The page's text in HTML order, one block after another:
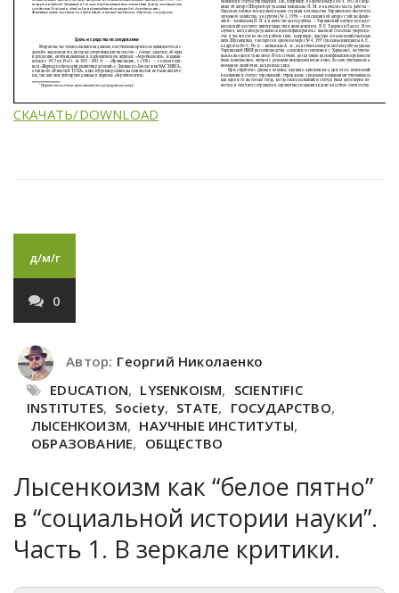
СКАЧАТЬ/DOWNLOAD
д/м/г
0
Автор: Георгий Николаенко
EDUCATION, LYSENKOISM, SCIENTIFIC
INSTITUTES, Society, STATE, ГОСУДАРСТВО,
ЛЫСЕНКОИЗМ, НАУЧНЫЕ ИНСТИТУТЫ,
ОБРАЗОВАНИЕ, ОБЩЕСТВО
Лысенкоизм как “белое пятно”
в “социальной истории науки”.
Часть 1. В зеркале критики.